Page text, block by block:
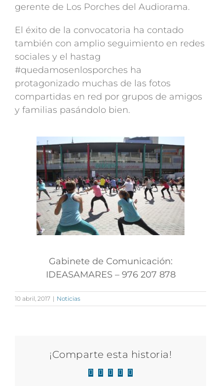
gerente de Los Porches del Audiorama.
El éxito de la convocatoria ha contado
también con amplio seguimiento en redes
sociales y el hastag
#quedamosenlosporches ha
protagonizado muchas de las fotos
compartidas en red por grupos de amigos
y familias pasándolo bien.
Gabinete de Comunicación:
IDEASAMARES – 976 207 878
10 abril, 2017 | Noticias
¡Comparte esta historia!
Facebook
X LinkedIn
WhatsApp
Correo